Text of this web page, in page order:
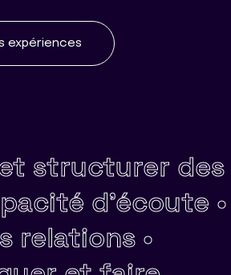
expériences
structurer des
d'écoute •
relations •